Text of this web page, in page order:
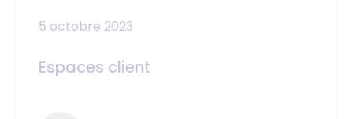
5 octobre 2023
Espaces client